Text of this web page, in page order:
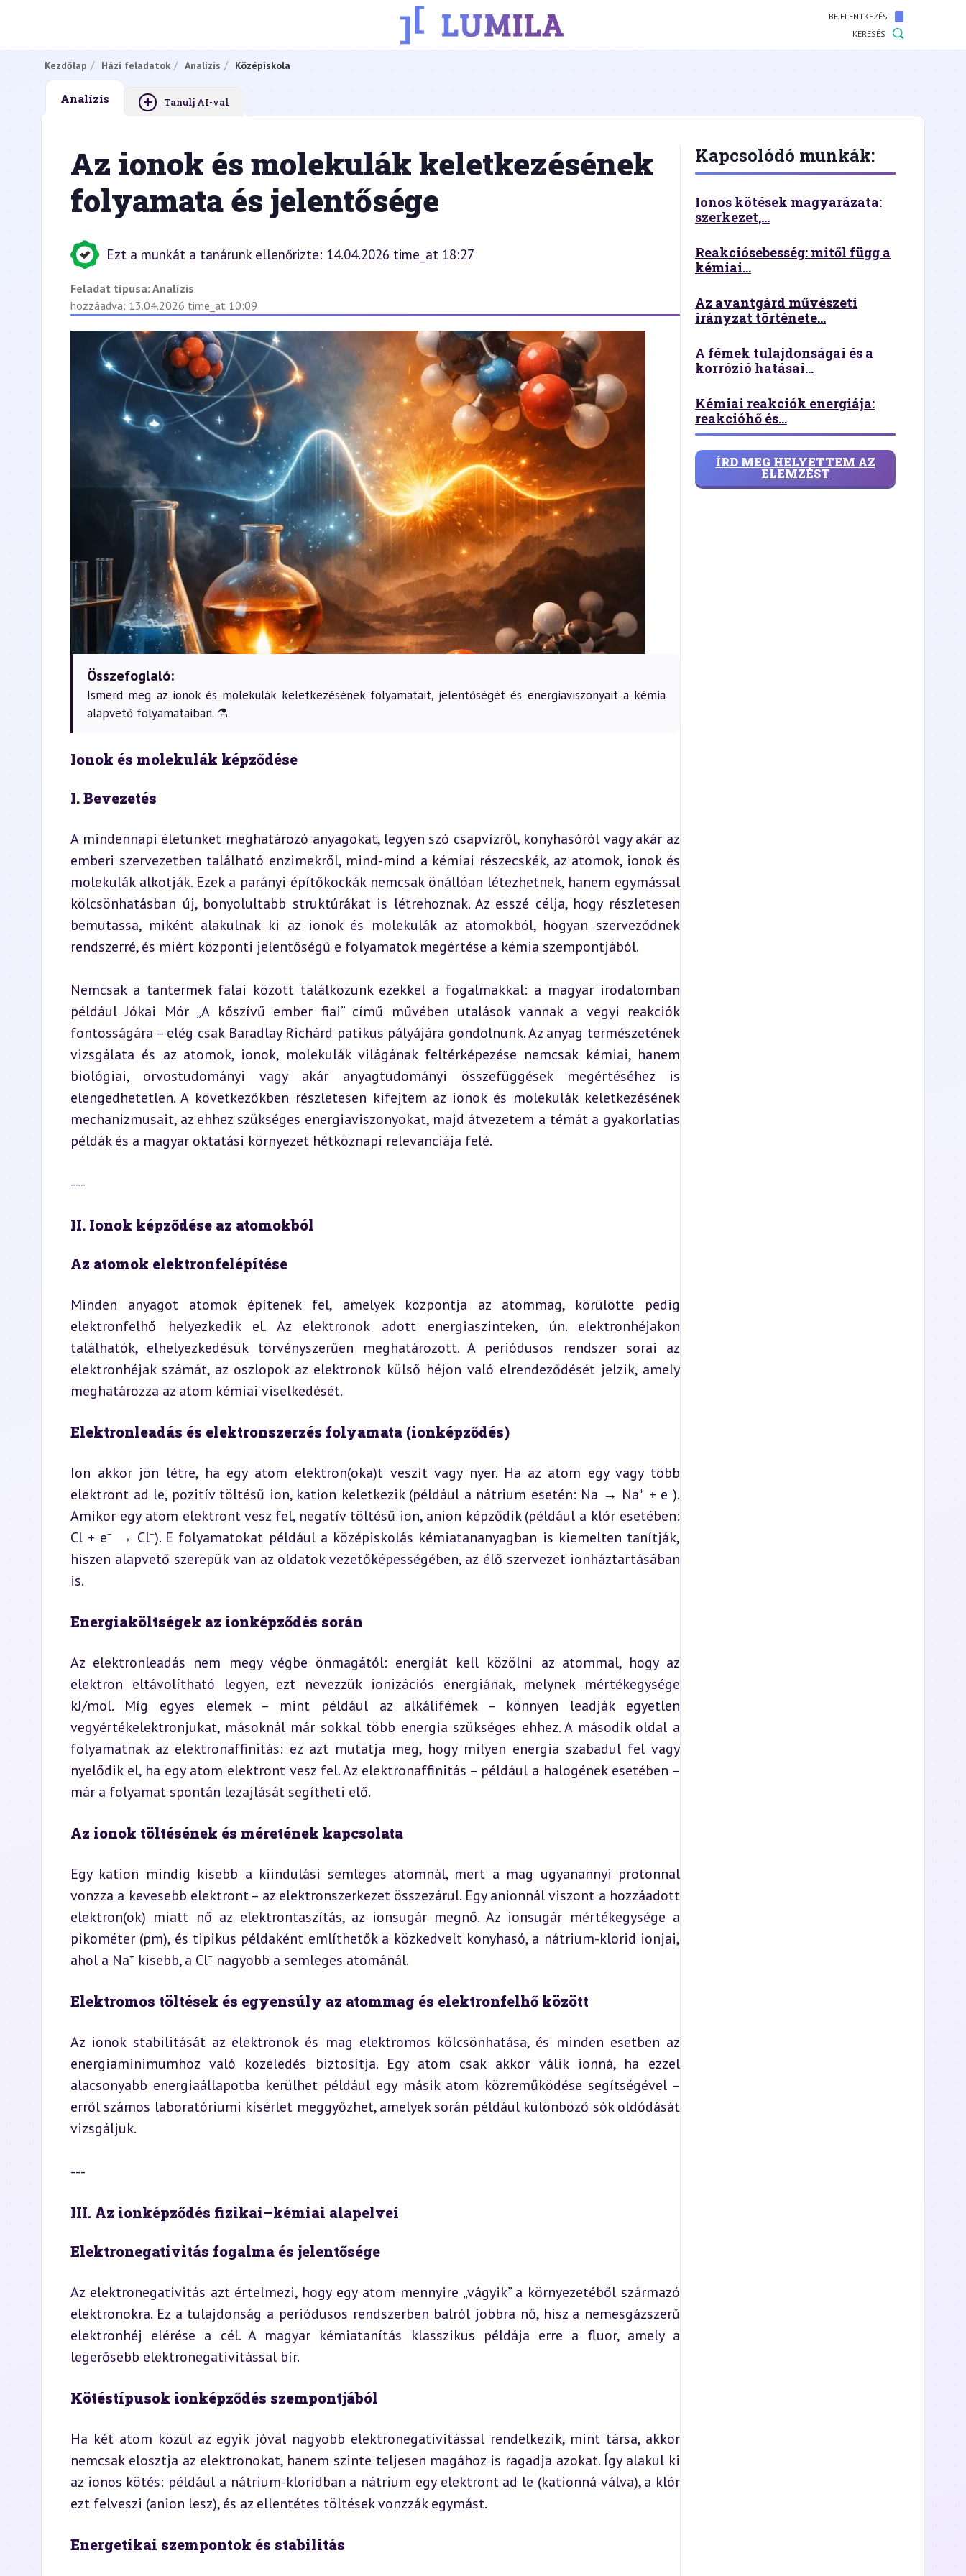
BEJELENTKEZÉS
KERESÉS
Kezdőlap Házi feladatok Analízis Középiskola
Analízis + Tanulj AI-val
Az ionok és molekulák keletkezésének
folyamata és jelentősége
Ezt a munkát a tanárunk ellenőrizte: 14.04.2026 time_at 18:27
Feladat típusa: Analízis
hozzáadva: 13.04.2026 time_at 10:09
Összefoglaló:
Ismerd meg az ionok és molekulák keletkezésének folyamatait, jelentőségét és energiaviszonyait a kémia
alapvető folyamataiban. ⚗️
Ionok és molekulák képződése
I. Bevezetés
A mindennapi életünket meghatározó anyagokat, legyen szó csapvízről, konyhasóról vagy akár az
emberi szervezetben található enzimekről, mind-mind a kémiai részecskék, az atomok, ionok és
molekulák alkotják. Ezek a parányi építőkockák nemcsak önállóan létezhetnek, hanem egymással
kölcsönhatásban új, bonyolultabb struktúrákat is létrehoznak. Az esszé célja, hogy részletesen
bemutassa, miként alakulnak ki az ionok és molekulák az atomokból, hogyan szerveződnek
rendszerré, és miért központi jelentőségű e folyamatok megértése a kémia szempontjából.
Nemcsak a tantermek falai között találkozunk ezekkel a fogalmakkal: a magyar irodalomban
például Jókai Mór „A kőszívű ember fiai” című művében utalások vannak a vegyi reakciók
fontosságára – elég csak Baradlay Richárd patikus pályájára gondolnunk. Az anyag természetének
vizsgálata és az atomok, ionok, molekulák világának feltérképezése nemcsak kémiai, hanem
biológiai, orvostudományi vagy akár anyagtudományi összefüggések megértéséhez is
elengedhetetlen. A következőkben részletesen kifejtem az ionok és molekulák keletkezésének
mechanizmusait, az ehhez szükséges energiaviszonyokat, majd átvezetem a témát a gyakorlatias
példák és a magyar oktatási környezet hétköznapi relevanciája felé.
---
II. Ionok képződése az atomokból
Az atomok elektronfelépítése
Minden anyagot atomok építenek fel, amelyek központja az atommag, körülötte pedig
elektronfelhő helyezkedik el. Az elektronok adott energiaszinteken, ún. elektronhéjakon
találhatók, elhelyezkedésük törvényszerűen meghatározott. A periódusos rendszer sorai az
elektronhéjak számát, az oszlopok az elektronok külső héjon való elrendeződését jelzik, amely
meghatározza az atom kémiai viselkedését.
Elektronleadás és elektronszerzés folyamata (ionképződés)
Ion akkor jön létre, ha egy atom elektron(oka)t veszít vagy nyer. Ha az atom egy vagy több
elektront ad le, pozitív töltésű ion, kation keletkezik (például a nátrium esetén: Na → Na⁺ + e⁻).
Amikor egy atom elektront vesz fel, negatív töltésű ion, anion képződik (például a klór esetében:
Cl + e⁻ → Cl⁻). E folyamatokat például a középiskolás kémiatananyagban is kiemelten tanítják,
hiszen alapvető szerepük van az oldatok vezetőképességében, az élő szervezet ionháztartásában
is.
Energiaköltségek az ionképződés során
Az elektronleadás nem megy végbe önmagától: energiát kell közölni az atommal, hogy az
elektron eltávolítható legyen, ezt nevezzük ionizációs energiának, melynek mértékegysége
kJ/mol. Míg egyes elemek – mint például az alkálifémek – könnyen leadják egyetlen
vegyértékelektronjukat, másoknál már sokkal több energia szükséges ehhez. A második oldal a
folyamatnak az elektronaffinitás: ez azt mutatja meg, hogy milyen energia szabadul fel vagy
nyelődik el, ha egy atom elektront vesz fel. Az elektronaffinitás – például a halogének esetében –
már a folyamat spontán lezajlását segítheti elő.
Az ionok töltésének és méretének kapcsolata
Egy kation mindig kisebb a kiindulási semleges atomnál, mert a mag ugyanannyi protonnal
vonzza a kevesebb elektront – az elektronszerkezet összezárul. Egy anionnál viszont a hozzáadott
elektron(ok) miatt nő az elektrontaszítás, az ionsugár megnő. Az ionsugár mértékegysége a
pikométer (pm), és tipikus példaként említhetők a közkedvelt konyhasó, a nátrium-klorid ionjai,
ahol a Na⁺ kisebb, a Cl⁻ nagyobb a semleges atománál.
Elektromos töltések és egyensúly az atommag és elektronfelhő között
Az ionok stabilitását az elektronok és mag elektromos kölcsönhatása, és minden esetben az
energiaminimumhoz való közeledés biztosítja. Egy atom csak akkor válik ionná, ha ezzel
alacsonyabb energiaállapotba kerülhet például egy másik atom közreműködése segítségével –
erről számos laboratóriumi kísérlet meggyőzhet, amelyek során például különböző sók oldódását
vizsgáljuk.
---
III. Az ionképződés fizikai–kémiai alapelvei
Elektronegativitás fogalma és jelentősége
Az elektronegativitás azt értelmezi, hogy egy atom mennyire „vágyik” a környezetéből származó
elektronokra. Ez a tulajdonság a periódusos rendszerben balról jobbra nő, hisz a nemesgázszerű
elektronhéj elérése a cél. A magyar kémiatanítás klasszikus példája erre a fluor, amely a
legerősebb elektronegativitással bír.
Kötéstípusok ionképződés szempontjából
Ha két atom közül az egyik jóval nagyobb elektronegativitással rendelkezik, mint társa, akkor
nemcsak elosztja az elektronokat, hanem szinte teljesen magához is ragadja azokat. Így alakul ki
az ionos kötés: például a nátrium-kloridban a nátrium egy elektront ad le (kationná válva), a klór
ezt felveszi (anion lesz), és az ellentétes töltések vonzzák egymást.
Energetikai szempontok és stabilitás
Kapcsolódó munkák:
Ionos kötések magyarázata:
szerkezet,...
Reakciósebesség: mitől függ a
kémiai...
Az avantgárd művészeti
irányzat története...
A fémek tulajdonságai és a
korrózió hatásai...
Kémiai reakciók energiája:
reakcióhő és...
ÍRD MEG HELYETTEM AZ
ELEMZÉST